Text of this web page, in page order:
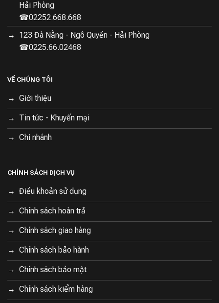
Hải Phòng
☎02252.668.668
123 Đà Nẵng - Ngô Quyền - Hải Phòng
☎0225.66.02468
VỀ CHÚNG TÔI
Giới thiệu
Tin tức - Khuyến mại
Chi nhánh
CHÍNH SÁCH DỊCH VỤ
Điều khoản sử dụng
Chính sách hoàn trả
Chính sách giao hàng
Chính sách bảo hành
Chính sách bảo mật
Chính sách kiểm hàng